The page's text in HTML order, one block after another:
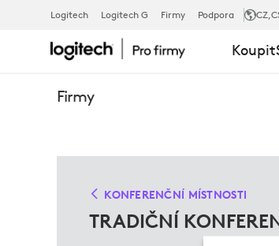
TRADIČNÍ
ŘEŠENÍ
Logitech Logitech G Firmy Podpora CZ
Koupit
Firmy
KONFERENČNÍ MÍSTNOSTI
TRADIČNÍ